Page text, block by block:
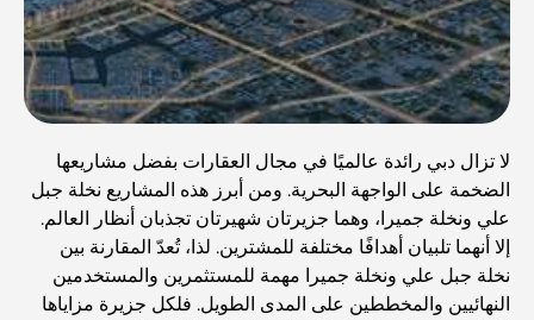
لا تزال دبي رائدة عالميًا في مجال العقارات بفضل مشاريعها
الضخمة على الواجهة البحرية. ومن أبرز هذه المشاريع نخلة جبل
علي ونخلة جميرا، وهما جزيرتان شهيرتان تجذبان أنظار العالم.
إلا أنهما تلبيان أهدافًا مختلفة للمشترين. لذا، تُعدّ المقارنة بين
نخلة جبل علي ونخلة جميرا مهمة للمستثمرين والمستخدمين
النهائيين والمخططين على المدى الطويل. فلكل جزيرة مزاياها